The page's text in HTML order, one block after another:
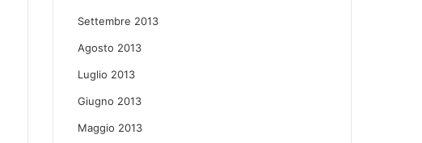
Settembre 2013
Agosto 2013
Luglio 2013
Giugno 2013
Maggio 2013